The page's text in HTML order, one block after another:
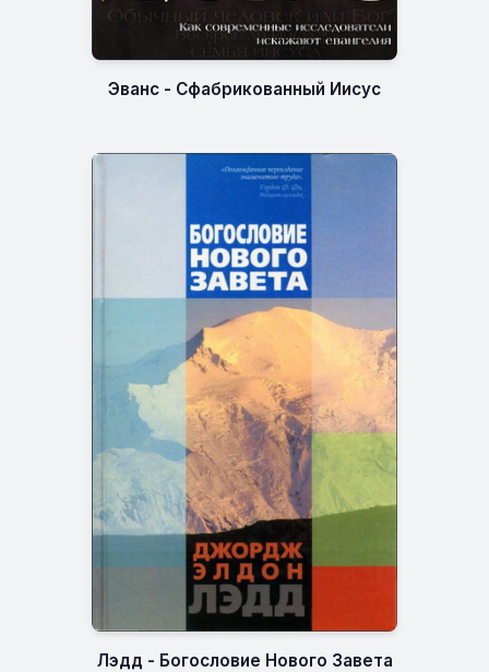
Эванс - Сфабрикованный Иисус
Лэдд - Богословие Нового Завета